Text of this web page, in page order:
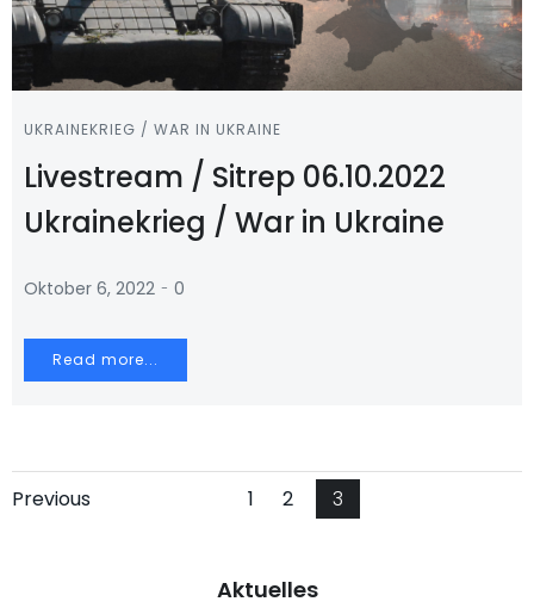
UKRAINEKRIEG / WAR IN UKRAINE
Livestream / Sitrep 06.10.2022
Ukrainekrieg / War in Ukraine
Oktober 6, 2022 - 0
Read more...
Posts
navigation
Previous
navigation
Page
1 Page
2 Page
3
Aktuelles